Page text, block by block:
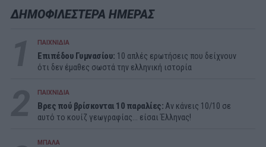
ΔΗΜΟΦΙΛΕΣΤΕΡΑ ΗΜΕΡΑΣ
ΠΑΙΧΝΙΔΙΑ
Επιπέδου Γυμνασίου: 10 απλές ερωτήσεις που δείχνουν
ότι δεν έμαθες σωστά την ελληνική ιστορία
ΠΑΙΧΝΙΔΙΑ
Βρες πού βρίσκονται 10 παραλίες: Αν κάνεις 10/10 σε
αυτό το κουίζ γεωγραφίας... είσαι Έλληνας!
ΜΠΑΛΑ